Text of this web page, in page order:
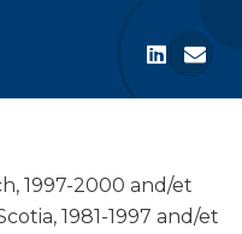
1997-2000 and/et
1981-1997 and/et